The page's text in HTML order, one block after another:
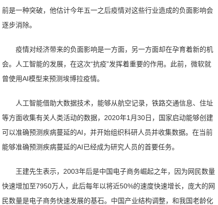
前是一种突破，他估计今年五一之后疫情对这些行业造成的负面影响会
逐步消除。
疫情对经济带来的负面影响是一方面，另一方面却在孕育着新的机
会。人工智能的发展，在这次“抗疫”发挥着重要的作用。此前，微软就
曾使用AI模型来预测埃博拉疫情。
人工智能借助大数据技术，能够从航空记录，铁路交通信息、住址
等方面收集有关人类活动的数据，2020年1月30日，国家启动能够创建
可以准确预测疾病蔓延的AI，并开始组织科研人员并收集数据。在当前
能够准确预测疾病蔓延的AI已经成为研究人员的首要任务。
王建先生表示，2003年后是中国电子商务崛起之年，因为网民数量
快速增加至7950万人，此后每年以将近50%的速度快速增长，庞大的网
民数量是电子商务快速发展的基石。中国产业结构调整，和我国老龄化